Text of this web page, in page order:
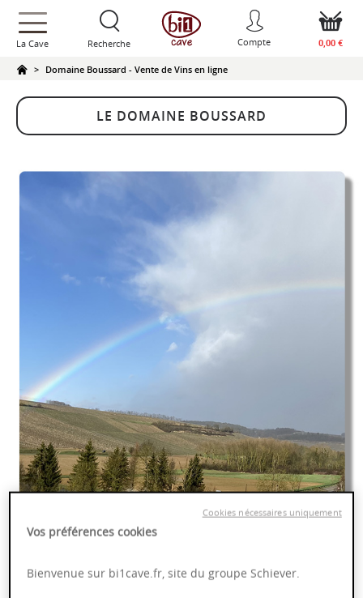
text.skipToContent
text.skipToNavigation
La Cave Recherche Compte 0,00 €
Domaine Boussard - Vente de Vins en ligne
LE DOMAINE BOUSSARD
Vos préférences cookies
Bienvenue sur bi1cave.fr, site du groupe Schiever.
Cookies nécessaires uniquement